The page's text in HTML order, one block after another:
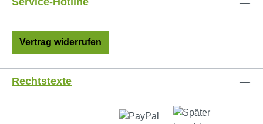
Vertrag widerrufen
Rechtstexte